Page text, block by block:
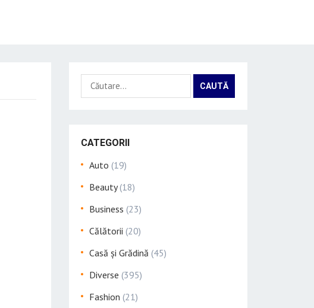
Caută
după:
CATEGORII
Auto (19)
Beauty(18)
Business (23)
Călătorii (20)
Casă și Grădină (45)
Diverse (395)
Fashion (21)